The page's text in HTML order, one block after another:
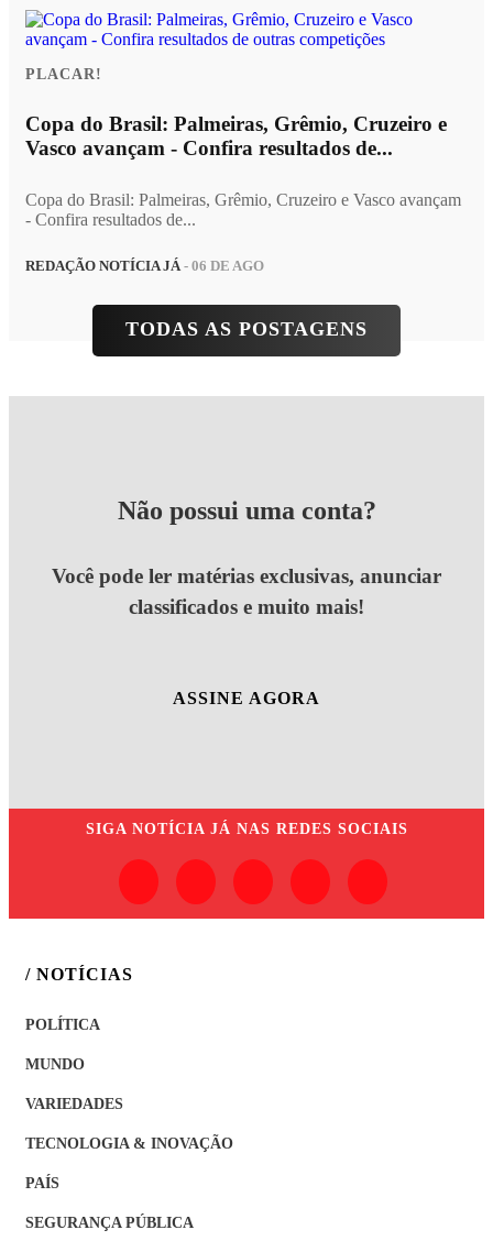
PLACAR!
Copa do Brasil: Palmeiras, Grêmio, Cruzeiro e
Vasco avançam - Confira resultados de...
Copa do Brasil: Palmeiras, Grêmio, Cruzeiro e Vasco avançam
- Confira resultados de...
REDAÇÃO NOTÍCIA JÁ- 06 DE AGO
TODAS AS POSTAGENS
Não possui uma conta?
Você pode ler matérias exclusivas, anunciar
classificados e muito mais!
ASSINE AGORA
SIGA NOTÍCIA JÁ NAS REDES SOCIAIS
/ NOTÍCIAS
POLÍTICA
MUNDO
VARIEDADES
TECNOLOGIA & INOVAÇÃO
PAÍS
SEGURANÇA PÚBLICA